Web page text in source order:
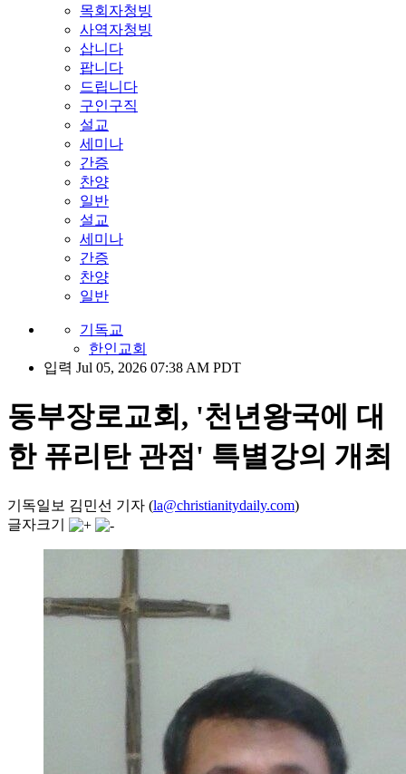
목회자청빙
사역자청빙
삽니다
팝니다
드립니다
구인구직
설교
세미나
간증
찬양
일반
설교
세미나
간증
찬양
일반
기독교
한인교회
입력 Jul 05, 2026 07:38 AM PDT
동부장로교회, '천년왕국에 대
한 퓨리탄 관점' 특별강의 개최
기독일보 김민선 기자 (la@christianitydaily.com)
글자크기